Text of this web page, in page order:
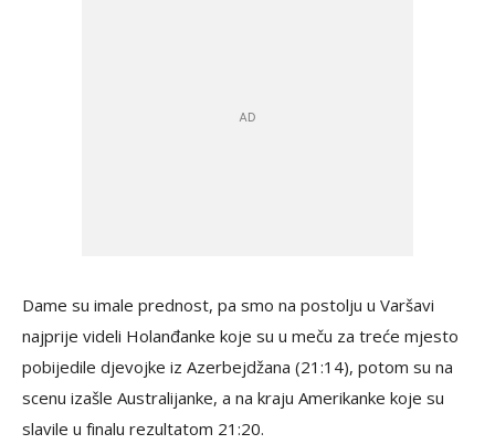
Dame su imale prednost, pa smo na postolju u Varšavi
najprije videli Holanđanke koje su u meču za treće mjesto
pobijedile djevojke iz Azerbejdžana (21:14), potom su na
scenu izašle Australijanke, a na kraju Amerikanke koje su
slavile u finalu rezultatom 21:20.